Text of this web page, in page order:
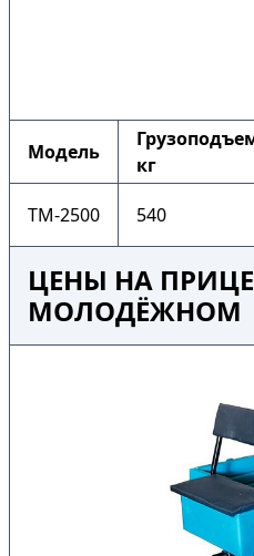
Модель
кг
ТМ-2500 540
ЦЕНЫ НА
МОЛОДЁЖНОМ